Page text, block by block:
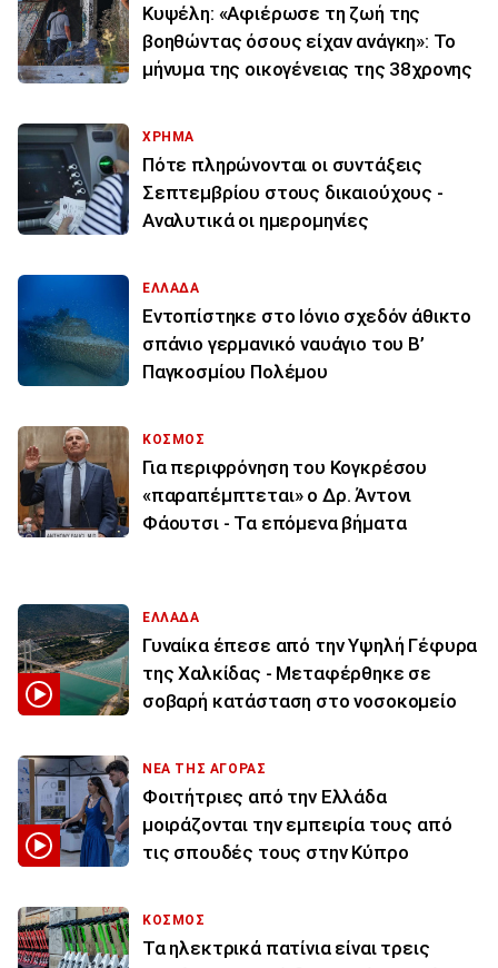
Κυψέλη: «Αφιέρωσε τη ζωή της
βοηθώντας όσους είχαν ανάγκη»: Το
μήνυμα της οικογένειας της 38χρονης
ΧΡΗΜΑ
Πότε πληρώνονται οι συντάξεις
Σεπτεμβρίου στους δικαιούχους -
Αναλυτικά οι ημερομηνίες
ΕΛΛΑΔΑ
Εντοπίστηκε στο Ιόνιο σχεδόν άθικτο
σπάνιο γερμανικό ναυάγιο του Β’
Παγκοσμίου Πολέμου
ΚΟΣΜΟΣ
Για περιφρόνηση του Κογκρέσου
«παραπέμπτεται» ο Δρ. Άντονι
Φάουτσι - Τα επόμενα βήματα
ΕΛΛΑΔΑ
Γυναίκα έπεσε από την Υψηλή Γέφυρα
της Χαλκίδας - Μεταφέρθηκε σε
σοβαρή κατάσταση στο νοσοκομείο
ΝΕΑ ΤΗΣ ΑΓΟΡΑΣ
Φοιτήτριες από την Ελλάδα
μοιράζονται την εμπειρία τους από
τις σπουδές τους στην Κύπρο
ΚΟΣΜΟΣ
Τα ηλεκτρικά πατίνια είναι τρεις